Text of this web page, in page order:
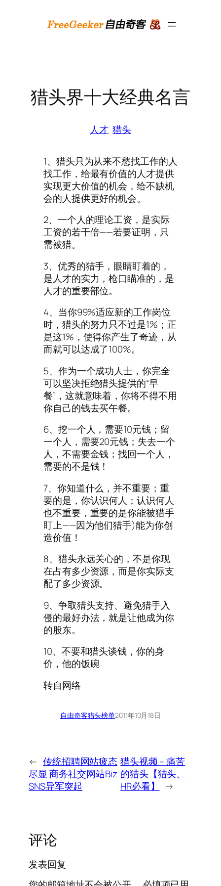
猎头界十大经典名言
人才 猎头
1、猎头只为从来不愁找工作的人
找工作，给最有价值的人才提供
实现更大价值的机会，给不缺机
会的人提供更好的机会。
2、一个人的理论工资，是实际
工资的若干倍——若要证明，只
需被猎。
3、优秀的猎手，眼睛盯着的，
是人才的实力，枪口瞄准的，是
人才的重要部位。
4、当你99%适应新的工作岗位
时，猎头的努力只不过是1%；正
是这1%，使得你产生了奇迹，从
而就可以达成了100%。
5、作为一个成功人士，你完全
可以坚决拒绝猎头提供的“早
餐”，这就意味着，你将不得不用
你自己的钱去买午餐。
6、挖一个人，需要10元钱；留
一个人，需要20元钱；失去一个
人，不需要金钱；找回一个人，
需要的不是钱！
7、你知道什么，并不重要；重
要的是，你认识何人；认识何人
也不重要，重要的是你能被猎手
盯上——因为他们猎手)能为你创
造价值！
8、猎头永远关心的，不是你现
在占有多少资源，而是你实际支
配了多少资源。
9、争取猎头支持、避免猎手入
侵的最好办法，就是让他成为你
的股东。
10、不要和猎头谈钱，你的身
价，他的饭碗
转自网络
自由奇客猎头榜单2011年10月18日
← 传统招聘网站疲态
尽显 商务社交网站Biz
SNS异军突起
猎头视频 – 痛苦
的猎头【猎头、
HR必看】
→
评论
发表回复